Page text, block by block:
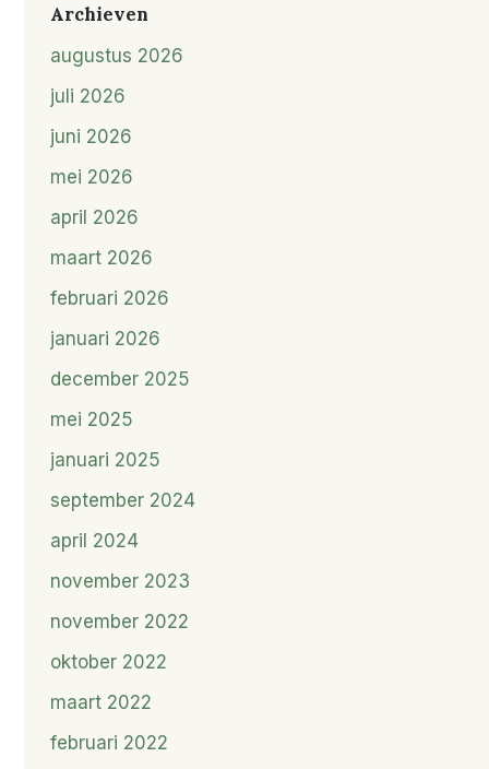
Archieven
augustus 2026
juli 2026
juni 2026
mei 2026
april 2026
maart 2026
februari 2026
januari 2026
december 2025
mei 2025
januari 2025
september 2024
april 2024
november 2023
november 2022
oktober 2022
maart 2022
februari 2022